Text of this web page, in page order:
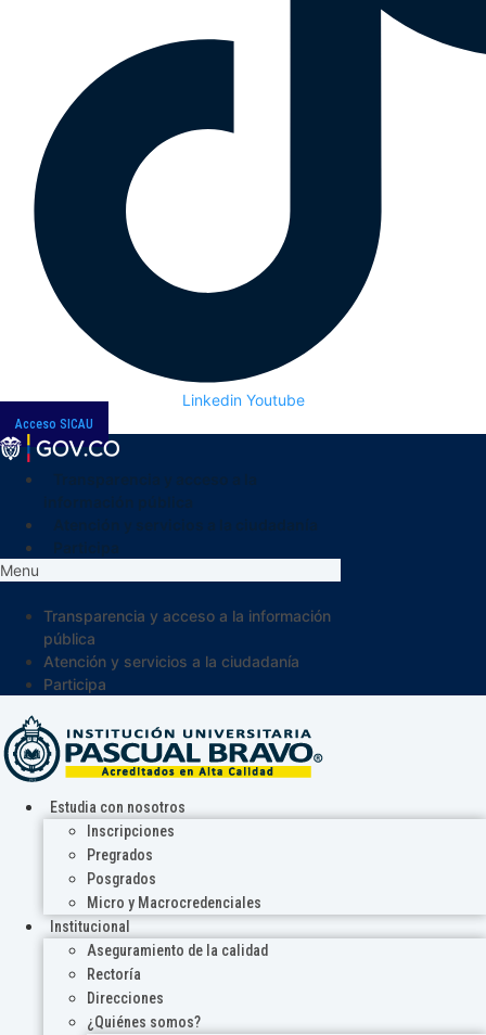
Linkedin Youtube
Acceso SICAU
Menu
Transparencia y acceso a la información
pública
Atención y servicios a la ciudadanía
Participa
Estudia con nosotros
Inscripciones
Pregrados
Posgrados
Micro y Macrocredenciales
Institucional
Aseguramiento de la calidad
Rectoría
Direcciones
¿Quiénes somos?